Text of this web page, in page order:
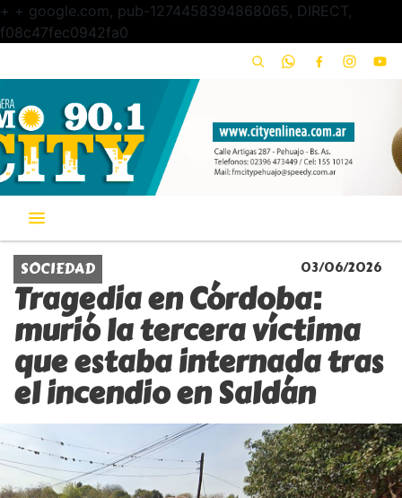
+ + google.com, pub-1274458394868065, DIRECT,
f08c47fec0942fa0
SOCIEDAD 03/06/2026
Tragedia en Córdoba:
murió la tercera víctima
que estaba internada tras
el incendio en Saldán